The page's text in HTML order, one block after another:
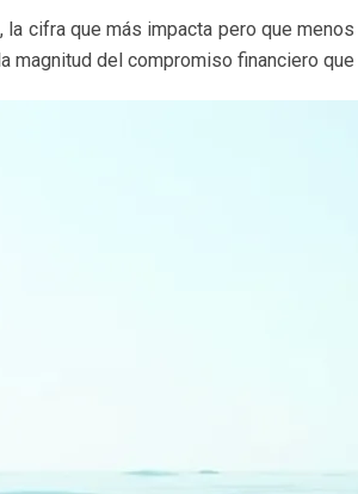
la cifra que más impacta pero que
magnitud del compromiso financiero